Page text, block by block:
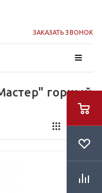
ЗАКАЗАТЬ ЗВОНОК
горный